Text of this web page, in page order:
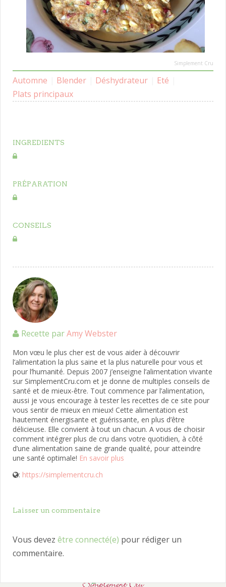
Simplement Cru
Automne Blender Déshydrateur Eté
Plats principaux
INGREDIENTS
PRÉPARATION
CONSEILS
Recette parAmy Webster
Mon vœu le plus cher est de vous aider à découvrir
l’alimentation la plus saine et la plus naturelle pour vous et
pour l’humanité. Depuis 2007 j’enseigne l’alimentation vivante
sur SimplementCru.com et je donne de multiples conseils de
santé et de mieux-être. Tout commence par l’alimentation,
aussi je vous encourage à tester les recettes de ce site pour
vous sentir de mieux en mieux! Cette alimentation est
hautement énergisante et guérissante, en plus d’être
délicieuse. Elle convient à tout un chacun. A vous de choisir
comment intégrer plus de cru dans votre quotidien, à côté
d’une alimentation saine de grande qualité, pour atteindre
une santé optimale! En savoir plus
: https://simplementcru.ch
Laisser un commentaire
Vous devez être connecté(e) pour rédiger un
commentaire.